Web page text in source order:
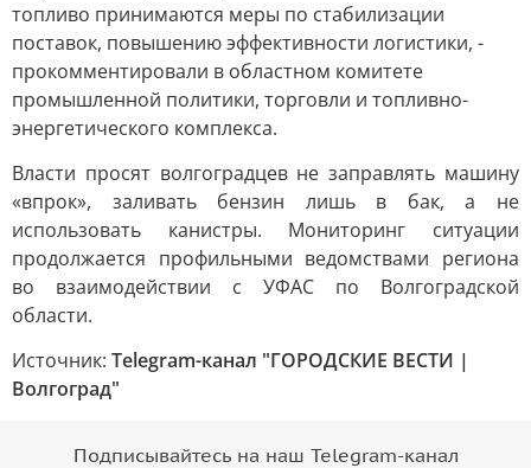
топливо принимаются меры по стабилизации
поставок, повышению эффективности логистики, -
прокомментировали в областном комитете
промышленной политики, торговли и топливно-
энергетического комплекса.
Власти просят волгоградцев не заправлять машину
«впрок», заливать бензин лишь в бак, а не
использовать канистры. Мониторинг ситуации
продолжается профильными ведомствами региона
во взаимодействии с УФАС по Волгоградской
области.
Источник: Telegram-канал "ГОРОДСКИЕ ВЕСТИ |
Волгоград"
Подписывайтесь на наш Telegram-канал